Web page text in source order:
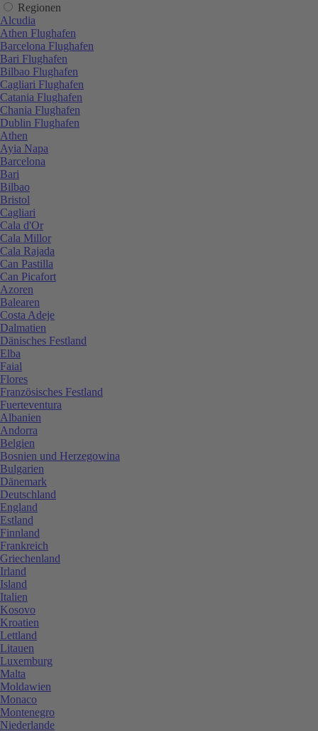
Regionen
Alcudia
Athen Flughafen
Barcelona Flughafen
Bari Flughafen
Bilbao Flughafen
Cagliari Flughafen
Catania Flughafen
Chania Flughafen
Dublin Flughafen
Athen
Ayia Napa
Barcelona
Bari
Bilbao
Bristol
Cagliari
Cala d'Or
Cala Millor
Cala Rajada
Can Pastilla
Can Picafort
Azoren
Balearen
Costa Adeje
Dalmatien
Dänisches Festland
Elba
Faial
Flores
Französisches Festland
Fuerteventura
Albanien
Andorra
Belgien
Bosnien und Herzegowina
Bulgarien
Dänemark
Deutschland
England
Estland
Finnland
Frankreich
Griechenland
Irland
Island
Italien
Kosovo
Kroatien
Lettland
Litauen
Luxemburg
Malta
Moldawien
Monaco
Montenegro
Niederlande